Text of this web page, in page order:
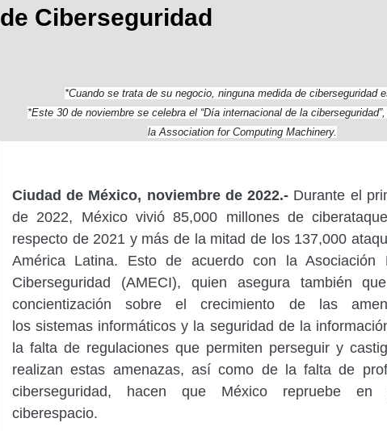
de Ciberseguridad
*Cuando se trata de su negocio, ninguna medida de ciberseguridad
*Este 30 de noviembre se celebra el “Día internacional de la
la Association for Computing Machinery.
Ciudad de México, noviembre de 2022.- Durante el
de 2022, México vivió 85,000 millones de
respecto de 2021 y más de la mitad de los 137,000
América Latina. Esto de acuerdo con la Asociación
Ciberseguridad (AMECI), quien asegura también
concientización sobre el crecimiento de las
los sistemas informáticos y la seguridad de la
la falta de regulaciones que permiten perseguir y
realizan estas amenazas, así como de la falta de
ciberseguridad, hacen que México repruebe en
ciberespacio.